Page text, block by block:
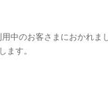
中のお客さまにおかれ
ます。